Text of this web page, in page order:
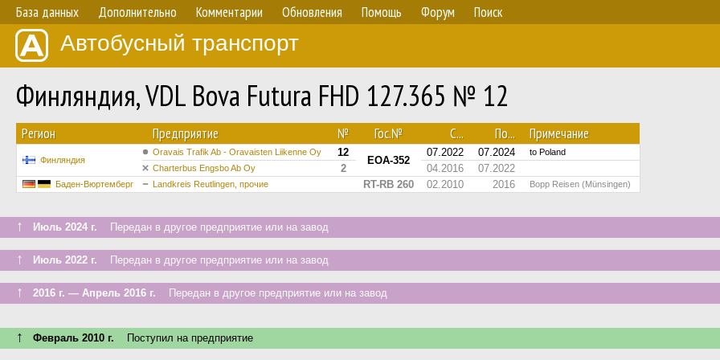
База данных Дополнительно Комментарии Обновления Помощь Форум Поиск
Автобусный транспорт
Финляндия, VDL Bova Futura FHD 127.365 № 12
Регион Предприятие № Гос.№ С... По... Примечание
Финляндия
Oravais Trafik Ab - Oravaisten Liikenne Oy 12
EOA-352
07.2022 07.2024
to Poland
Charterbus Engsbo Ab Oy
2 04.2016 07.2022
Баден-Вюртемберг Landkreis Reutlingen, прочие RT-RB 260 02.2010 2016 Bopp Reisen (Münsingen)
↑ Июль 2024 г. Передан в другое предприятие или на завод
↑ Июль 2022 г. Передан в другое предприятие или на завод
↑ 2016 г. — Апрель 2016 г. Передан в другое предприятие или на завод
↑ Февраль 2010 г. Поступил на предприятие